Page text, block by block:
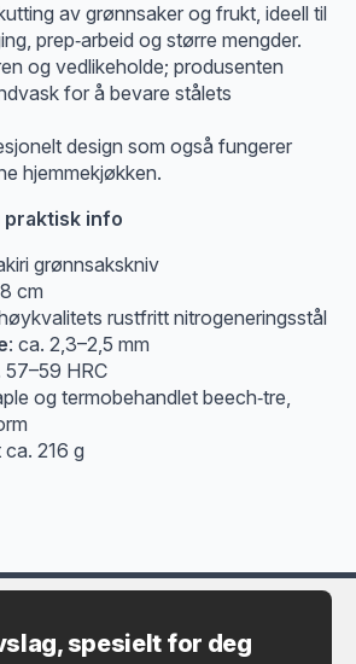
av grønnsaker og frukt, ideell til
prep‑arbeid og større mengder.
og vedlikeholde; produsenten
for å bevare stålets
design som også fungerer
hjemmekjøkken.
praktisk info
grønnsakskniv
cm
rustfritt nitrogeneringsstål
: ca. 2,3–2,5 mm
57–59 HRC
og termobehandlet beech‑tre,
216 g
spesielt for deg